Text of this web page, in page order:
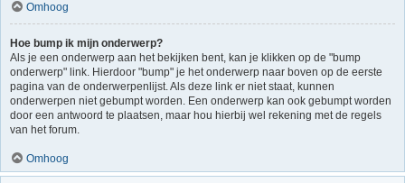
Omhoog
Hoe bump ik mijn onderwerp?
Als je een onderwerp aan het bekijken bent, kan je klikken op de "bump
onderwerp" link. Hierdoor "bump" je het onderwerp naar boven op de eerste
pagina van de onderwerpenlijst. Als deze link er niet staat, kunnen
onderwerpen niet gebumpt worden. Een onderwerp kan ook gebumpt worden
door een antwoord te plaatsen, maar hou hierbij wel rekening met de regels
van het forum.
Omhoog